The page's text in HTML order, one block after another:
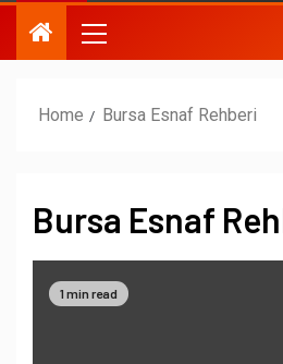
Home Bursa Esnaf Rehberi
Bursa Esnaf
1 min read